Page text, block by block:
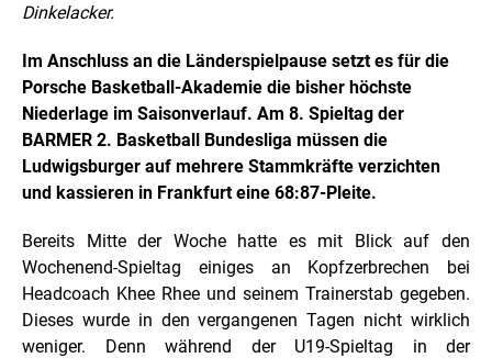
Dinkelacker.
Im Anschluss an die Länderspielpause setzt es für die
Porsche Basketball-Akademie die bisher höchste
Niederlage im Saisonverlauf. Am 8. Spieltag der
BARMER 2. Basketball Bundesliga müssen die
Ludwigsburger auf mehrere Stammkräfte verzichten
und kassieren in Frankfurt eine 68:87-Pleite.
Bereits Mitte der Woche hatte es mit Blick auf den
Wochenend-Spieltag einiges an Kopfzerbrechen bei
Headcoach Khee Rhee und seinem Trainerstab gegeben.
Dieses wurde in den vergangenen Tagen nicht wirklich
weniger. Denn während der U19-Spieltag in der